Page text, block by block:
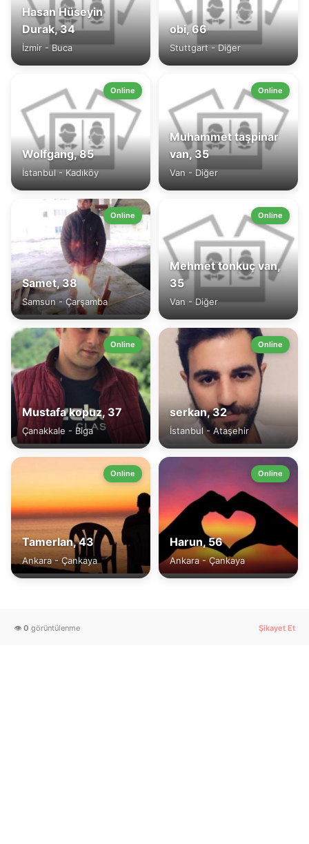
Hasan Hüseyin
Durak, 34
İzmir - Buca
obi, 66
Stuttgart - Diğer
Online
Wolfgang, 85
İstanbul - Kadıköy
Online
Muhammet taşpinar
van, 35
Van - Diğer
Online
Samet, 38
Samsun - Çarşamba
Online
Mehmet tonkuç van,
35
Van - Diğer
Online
Mustafa kopuz, 37
Çanakkale - Biga
Online
serkan, 32
İstanbul - Ataşehir
Online
Tamerlan, 43
Ankara - Çankaya
Online
Harun, 56
Ankara - Çankaya
👁️ 0 görüntülenme Şikayet Et